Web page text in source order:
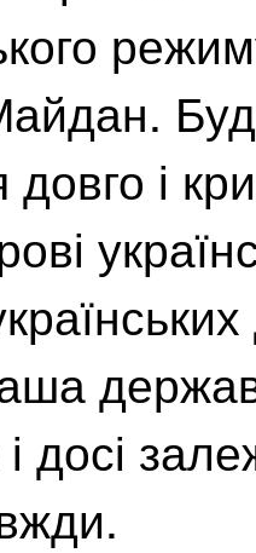
довго і
досі